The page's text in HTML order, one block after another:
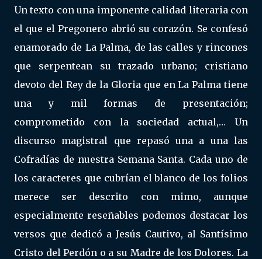
Un texto con una imponente calidad literaria con
el que el Pregonero abrió su corazón. Se confesó
enamorado de La Palma, de las calles y rincones
que serpentean su trazado urbano; cristiano
devoto del Rey de la Gloria que en La Palma tiene
una y mil formas de presentación;
comprometido con la sociedad actual,… Un
discurso magistral que repasó una a una las
Cofradías de nuestra Semana Santa. Cada uno de
los caracteres que cubrían el blanco de los folios
merece ser descrito con mimo, aunque
especialmente reseñables podemos destacar los
versos que dedicó a Jesús Cautivo, al Santísimo
Cristo del Perdón o a su Madre de los Dolores. La